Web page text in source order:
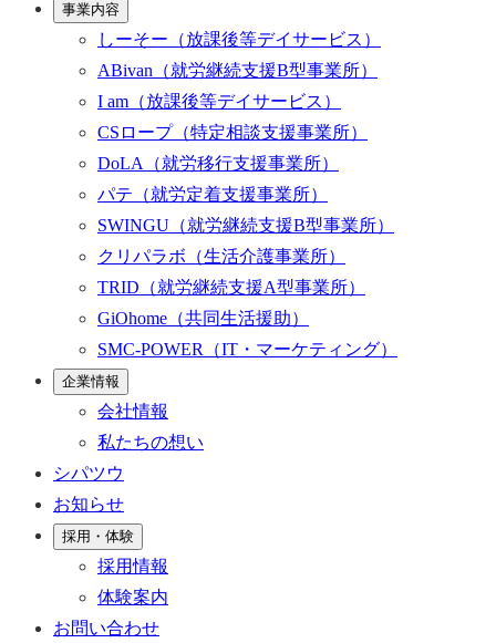
事業内容
しーそー （放課後等デイサービス）
ABivan （就労継続支援B型事業所）
I am （放課後等デイサービス）
CSロープ（特定相談支援事業所）
DoLA
（就労移行支援事業所）
パテ （就労定着支援事業所）
SWINGU （就労継続支援B型事業所）
クリパラボ （生活介護事業所）
TRID （就労継続支援A型事業所）
GiOhome （共同生活援助）
SMC-POWER
（IT・マーケティング）
企業情報
会社情報
私たちの想い
シパツウ
お知らせ
採用・体験
採用情報
体験案内
お問い合わせ